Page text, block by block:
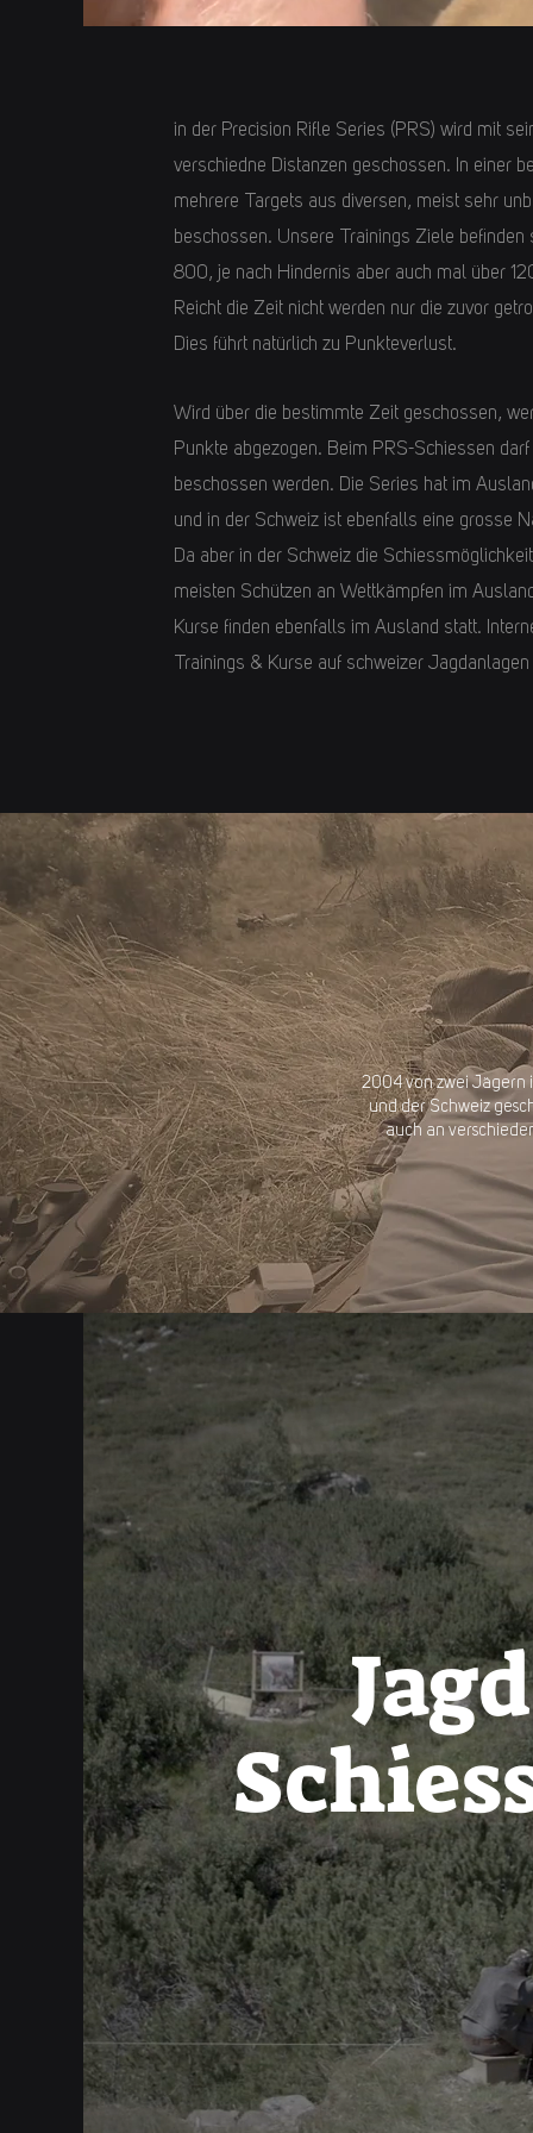
in der Precision Rifle Series (PRS) wird mit
verschiedne Distanzen geschossen. In einer
mehrere Targets aus diversen, meist sehr
beschossen. Unsere Trainings Ziele
800, je nach Hindernis aber auch mal über
Reicht die Zeit nicht werden nur die zuvor
Dies führt natürlich zu Punkteverlust.
Wird über die bestimmte Zeit geschossen,
Punkte abgezogen. Beim PRS-Schiessen
beschossen werden. Die Series hat im
und in der Schweiz ist ebenfalls eine grosse
Da aber in der Schweiz die
meisten Schützen an Wettkämpfen im
Kurse finden ebenfalls im Ausland statt.
Trainings & Kurse auf schweizer Jagdanlagen
2004 von zwei Jägern
und der Schweiz
auch an
Jagd